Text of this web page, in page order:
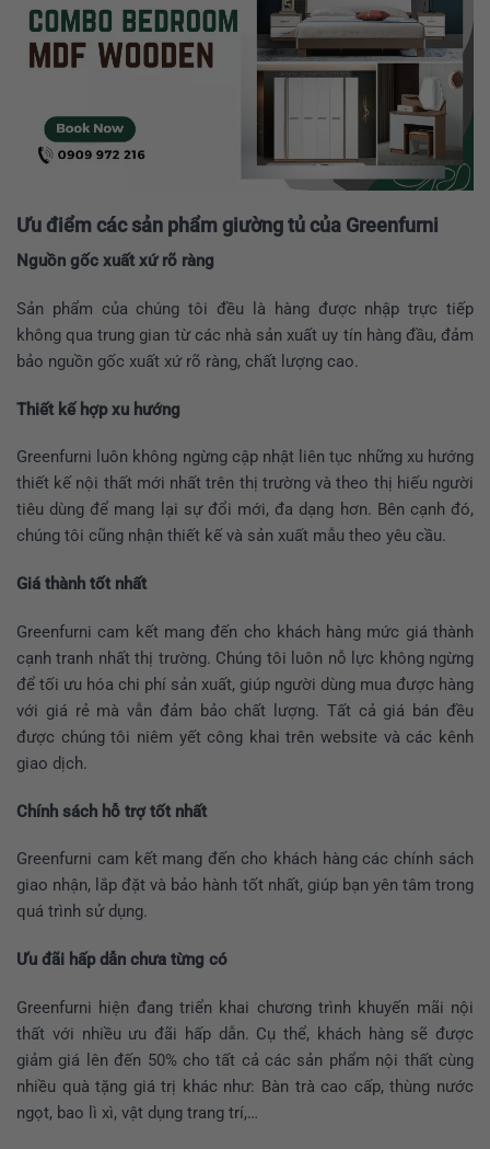
Ưu điểm các sản phẩm giường tủ của Greenfurni
Nguồn gốc xuất xứ rõ ràng
Sản phẩm của chúng tôi đều là hàng được nhập trực tiếp
không qua trung gian từ các nhà sản xuất uy tín hàng đầu, đảm
bảo nguồn gốc xuất xứ rõ ràng, chất lượng cao.
Thiết kế hợp xu hướng
Greenfurni luôn không ngừng cập nhật liên tục những xu hướng
thiết kế nội thất mới nhất trên thị trường và theo thị hiếu người
tiêu dùng để mang lại sự đổi mới, đa dạng hơn. Bên cạnh đó,
chúng tôi cũng nhận thiết kế và sản xuất mẫu theo yêu cầu.
Giá thành tốt nhất
Greenfurni cam kết mang đến cho khách hàng mức giá thành
cạnh tranh nhất thị trường. Chúng tôi luôn nỗ lực không ngừng
để tối ưu hóa chi phí sản xuất, giúp người dùng mua được hàng
với giá rẻ mà vẫn đảm bảo chất lượng. Tất cả giá bán đều
được chúng tôi niêm yết công khai trên website và các kênh
giao dịch.
Chính sách hỗ trợ tốt nhất
Greenfurni cam kết mang đến cho khách hàng các chính sách
giao nhận, lắp đặt và bảo hành tốt nhất, giúp bạn yên tâm trong
quá trình sử dụng.
Ưu đãi hấp dẫn chưa từng có
Greenfurni hiện đang triển khai chương trình khuyến mãi nội
thất với nhiều ưu đãi hấp dẫn. Cụ thể, khách hàng sẽ được
giảm giá lên đến 50% cho tất cả các sản phẩm nội thất cùng
nhiều quà tặng giá trị khác như: Bàn trà cao cấp, thùng nước
ngọt, bao lì xì, vật dụng trang trí,…